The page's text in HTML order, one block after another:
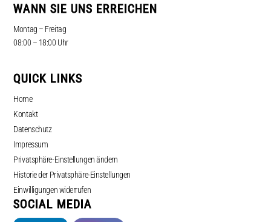
WANN SIE UNS ERREICHEN
Montag – Freitag
08:00 – 18:00 Uhr
QUICK LINKS
Home
Kontakt
Datenschutz
Impressum
Privatsphäre-Einstellungen ändern
Historie der Privatsphäre-Einstellungen
Einwilligungen widerrufen
SOCIAL MEDIA